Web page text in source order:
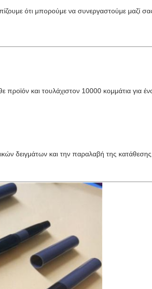
ότι μπορούμε να συνεργαστούμε μαζί σας
προϊόν και τουλάχιστον 10000 κομμάτια για
δειγμάτων και την παραλαβή της κατάθεσης.